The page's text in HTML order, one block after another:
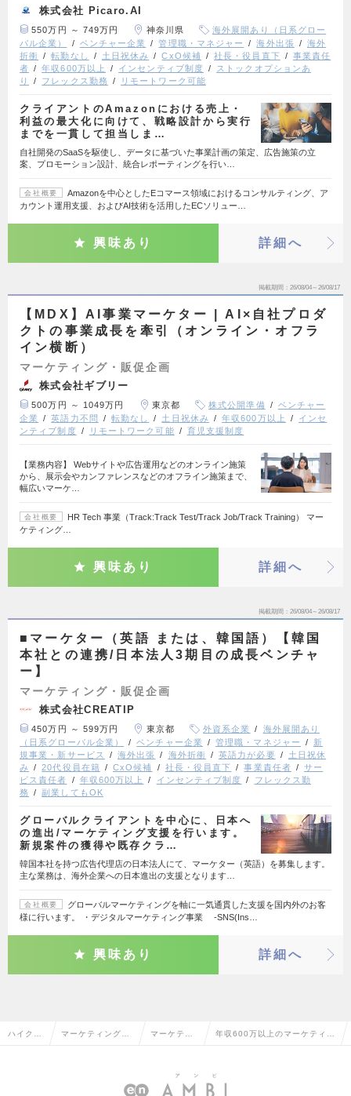
株式会社 Picaro.AI
550万円 ～ 749万円 神奈川県
海外展開あり（日系グロー
バル企業）
ベンチャー企業 管理職・マネジャー 海外出張
海外
折衝
転勤なし 土日祝休み CxO候補 社長・役員直下
事業責任
者
年収600万以上 インセンティブ制度
ストックオプションあ
り
フレックス勤務 リモートワーク可能
クライアントのAmazonにおける売上・
利益の最大化に向けて、戦略設計から実行
までを一貫して担当しま…
自社開発のSaaSを駆使し、データに基づいた事業計画の策定、広告施策の立
案、プロモーション設計、統合レポーティングを行い…
会社概要
Amazonを中心としたEコマース領域におけるコンサルティング、ア
カウント運用支援、およびAI技術を活用したECソリュー…
興味あり 詳細へ
掲載期間 26/08/04～26/08/17
【MDX】AI事業マーケター | AI×自社プロダ
クトの事業成長を牽引（オンライン・オフラ
イン横断）
マーケティング・販促企画
株式会社ギブリー
500万円 ～ 1049万円 東京都 株式公開準備
ベンチャー
企業
英語力不問 転勤なし 土日祝休み 年収600万以上
インセ
ンティブ制度
リモートワーク可能 育児支援制度
【業務内容】 Webサイトや広告運用などのオンライン施策
から、展示会やカンファレンスなどのオフライン施策まで、
幅広いマーケ…
会社概要
HR Tech 事業（Track:Track Test/Track Job/Track Training） マー
ケティング…
興味あり 詳細へ
掲載期間 26/08/04～26/08/17
■マーケター（英語 または、韓国語）【韓国
本社との連携/日本法人3期目の成長ベンチャ
ー】
マーケティング・販促企画
株式会社CREATIP
450万円 ～ 599万円 東京都 外資系企業
海外展開あり
（日系グローバル企業）
ベンチャー企業 管理職・マネジャー
新
規事業・新サービス
海外出張 海外折衝 英語力が必要
土日祝休
み
20代役員在籍 CxO候補 社長・役員直下 事業責任者
サー
ビス責任者
年収600万以上 インセンティブ制度
フレックス勤
務
副業してもOK
グローバルクライアントを中心に、日本へ
の進出/マーケティング支援を行います。
新規案件の獲得や既存クラ…
韓国本社を持つ広告代理店の日本法人にて、マーケター（英語）を募集します。
主な業務は、海外企業への日本進出の支援となります…
会社概要
グローバルマーケティングを軸に一気通貫した支援を国内外のお客
様に行います。 ・デジタルマーケティング事業 -SNS(Ins…
興味あり 詳細へ
ハイクラ マーケティング・ マーケティ
企画
年収600万以上のマーケティン
一覧